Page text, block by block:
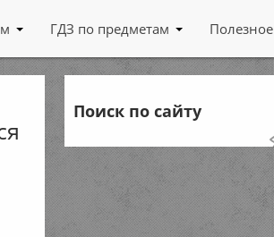
ГДЗ по предметам Полезное
Поиск по сайту